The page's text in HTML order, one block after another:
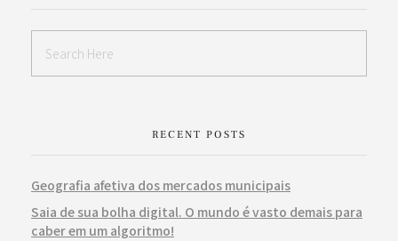
RECENT POSTS
Geografia afetiva dos mercados municipais
Saia de sua bolha digital. O mundo é vasto demais para
caber em um algoritmo!